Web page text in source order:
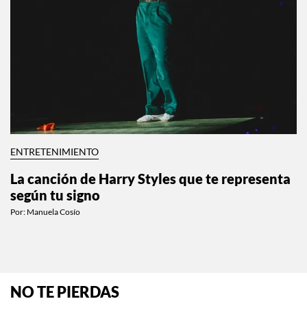
ENTRETENIMIENTO
La canción de Harry Styles que te representa
según tu signo
Por: Manuela Cosío
NO TE PIERDAS